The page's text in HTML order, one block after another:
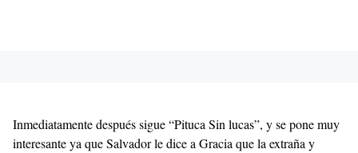
Inmediatamente después sigue “Pituca Sin lucas”, y se pone muy
interesante ya que Salvador le dice a Gracia que la extraña y